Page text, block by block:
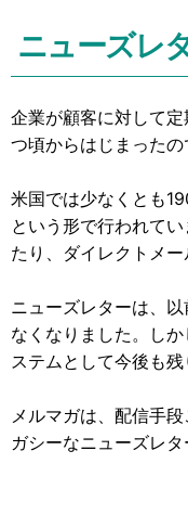
ニューズレ
企業が顧客に対して
つ頃からはじまったの
米国では少なくとも
という形で行われて
たり、ダイレクトメー
ニューズレターは、
なくなりました。し
ステムとして今後も残
メルマガは、配信手
ガシーなニューズレタ